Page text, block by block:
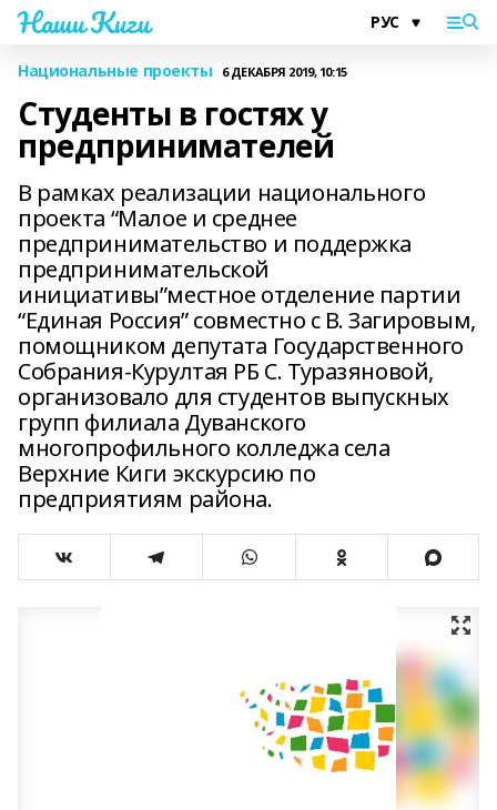
Наши Киги
Национальные проекты 6 ДЕКАБРЯ 2019, 10:15
Студенты в гостях у
предпринимателей
В рамках реализации национального
проекта “Малое и среднее
предпринимательство и поддержка
предпринимательской
инициативы”местное отделение партии
“Единая Россия” совместно с В. Загировым,
помощником депутата Государственного
Собрания-Курултая РБ C. Туразяновой,
организовало для студентов выпускных
групп филиала Дуванского
многопрофильного колледжа села
Верхние Киги экскурсию по
предприятиям района.